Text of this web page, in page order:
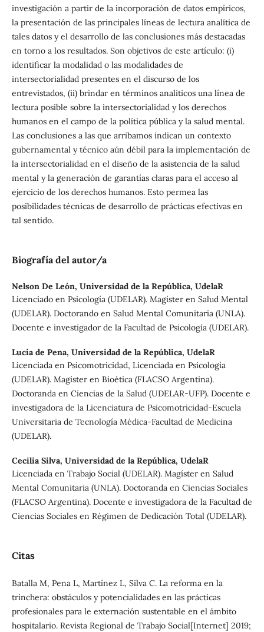
investigación a partir de la incorporación de datos empíricos,
la presentación de las principales líneas de lectura analítica de
tales datos y el desarrollo de las conclusiones más destacadas
en torno a los resultados. Son objetivos de este artículo: (i)
identificar la modalidad o las modalidades de
intersectorialidad presentes en el discurso de los
entrevistados, (ii) brindar en términos analíticos una línea de
lectura posible sobre la intersectorialidad y los derechos
humanos en el campo de la política pública y la salud mental.
Las conclusiones a las que arribamos indican un contexto
gubernamental y técnico aún débil para la implementación de
la intersectorialidad en el diseño de la asistencia de la salud
mental y la generación de garantías claras para el acceso al
ejercicio de los derechos humanos. Esto permea las
posibilidades técnicas de desarrollo de prácticas efectivas en
tal sentido.
Biografía del autor/a
Nelson De León, Universidad de la República, UdelaR
Licenciado en Psicología (UDELAR). Magíster en Salud Mental
(UDELAR). Doctorando en Salud Mental Comunitaria (UNLA).
Docente e investigador de la Facultad de Psicología (UDELAR).
Lucía de Pena, Universidad de la República, UdelaR
Licenciada en Psicomotricidad, Licenciada en Psicología
(UDELAR). Magíster en Bioética (FLACSO Argentina).
Doctoranda en Ciencias de la Salud (UDELAR-UFP). Docente e
investigadora de la Licenciatura de Psicomotricidad-Escuela
Universitaria de Tecnología Médica-Facultad de Medicina
(UDELAR).
Cecilia Silva, Universidad de la República, UdelaR
Licenciada en Trabajo Social (UDELAR). Magíster en Salud
Mental Comunitaria (UNLA). Doctoranda en Ciencias Sociales
(FLACSO Argentina). Docente e investigadora de la Facultad de
Ciencias Sociales en Régimen de Dedicación Total (UDELAR).
Citas
Batalla M, Pena L, Martínez L, Silva C. La reforma en la
trinchera: obstáculos y potencialidades en las prácticas
profesionales para le externación sustentable en el ámbito
hospitalario. Revista Regional de Trabajo Social[Internet] 2019;